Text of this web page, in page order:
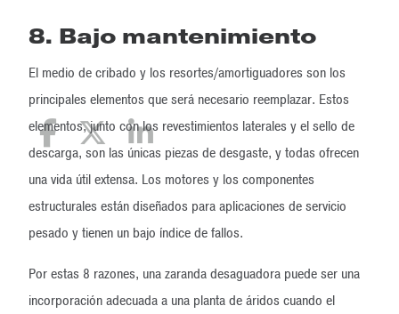
8. Bajo mantenimiento
El medio de cribado y los resortes/amortiguadores son los
principales elementos que será necesario reemplazar. Estos
elementos, junto con los revestimientos laterales y el sello de
descarga, son las únicas piezas de desgaste, y todas ofrecen
una vida útil extensa. Los motores y los componentes
estructurales están diseñados para aplicaciones de servicio
pesado y tienen un bajo índice de fallos.
Por estas 8 razones, una zaranda desaguadora puede ser una
incorporación adecuada a una planta de áridos cuando el